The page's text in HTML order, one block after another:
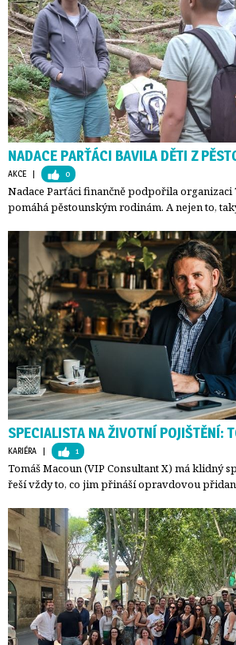
NADACE PARŤÁCI BAVILA DĚTI Z
AKCE | 0
Nadace Parťáci finančně podpořila organizaci
pomáhá pěstounským rodinám. A nejen to,
SPECIALISTA NA ŽIVOTNÍ POJIŠTĚNÍ:
KARIÉRA | 1
Tomáš Macoun (VIP Consultant X) má klidný
řeší vždy to, co jim přináší opravdovou